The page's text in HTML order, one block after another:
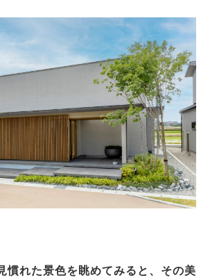
慣れた景色を眺めてみると、その美